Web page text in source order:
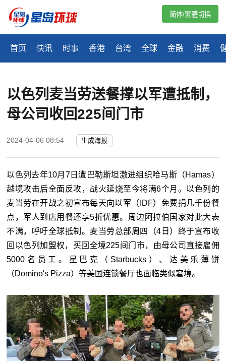
首页 快讯 时事 香港 台湾 全球 金融 消费
简体/繁體切換
以色列麦当劳送餐撑以军遭抵制，
母公司收回225间门市
2024-04-06 08:54 生成海报
以色列去年10月7日遭巴勒斯坦激进组织哈马斯（Hamas）
越境攻击后全面反攻，战火延烧至今将满6个月。以色列的
麦当劳在开战之初宣布每天向以军（IDF）免费捐几千份餐
点，军人到店用餐还享5折优惠。周边阿拉伯国家对此大表
不满，呼吁全球抵制。麦当劳总部周四（4日）终于宣布收
回以色列加盟权，买回全境225间门市，由母公司直接雇佣
5000名员工。星巴克（Starbucks）、达美乐薄饼
（Domino's Pizza）等美国连锁餐厅也面临类似窘境。